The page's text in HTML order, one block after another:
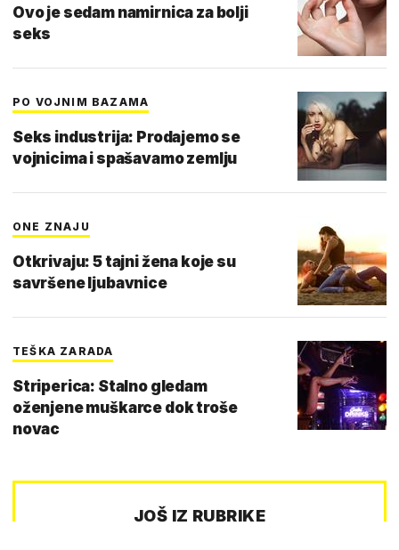
Ovo je sedam namirnica za bolji
seks
PO VOJNIM BAZAMA
Seks industrija: Prodajemo se
vojnicima i spašavamo zemlju
ONE ZNAJU
Otkrivaju: 5 tajni žena koje su
savršene ljubavnice
TEŠKA ZARADA
Striperica: Stalno gledam
oženjene muškarce dok troše
novac
JOŠ IZ RUBRIKE